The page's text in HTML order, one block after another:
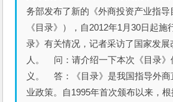
务部发布了新的《外商投资产业指
《目录》），自2012年1月30日起施
录》有关情况，记者采访了国家发
人。 问：请介绍一下本次《目录》
义。 答：《目录》是我国指导外商
业政策。自1995年首次颁布以来，